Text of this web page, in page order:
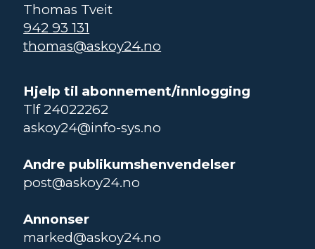
Thomas Tveit
942 93 131
thomas@askoy24.no
Hjelp til abonnement/innlogging
Tlf 24022262
askoy24@info-sys.no
Andre publikumshenvendelser
post@askoy24.no
Annonser
marked@askoy24.no